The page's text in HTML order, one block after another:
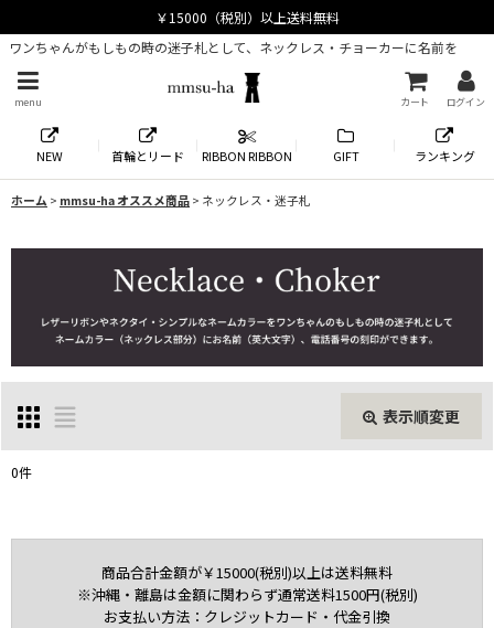
ワンちゃんがもしもの時の迷子札として、ネックレス・チョーカーに名前を
menu カート ログイン
NEW 首輪とリード RIBBON RIBBON GIFT ランキング
ホーム> mmsu-ha オススメ商品> ネックレス・迷子札
表示順変更
0件
商品合計金額が￥15000(税別)以上は送料無料
※沖縄・離島は金額に関わらず通常送料1500円(税別)
お支払い方法：クレジットカード・代金引換